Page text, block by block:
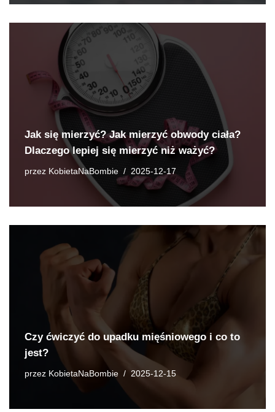
Jak się mierzyć? Jak mierzyć obwody ciała?
Dlaczego lepiej się mierzyć niż ważyć?
przez KobietaNaBombie 2025-12-17
Czy ćwiczyć do upadku mięśniowego i co to
jest?
przez KobietaNaBombie 2025-12-15